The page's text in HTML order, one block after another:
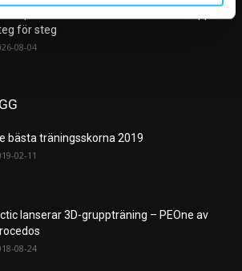
för steg
08-04
bästa träningsskorna 2019
02-11
lanserar 3D-gruppträning – PEOne av
08-24